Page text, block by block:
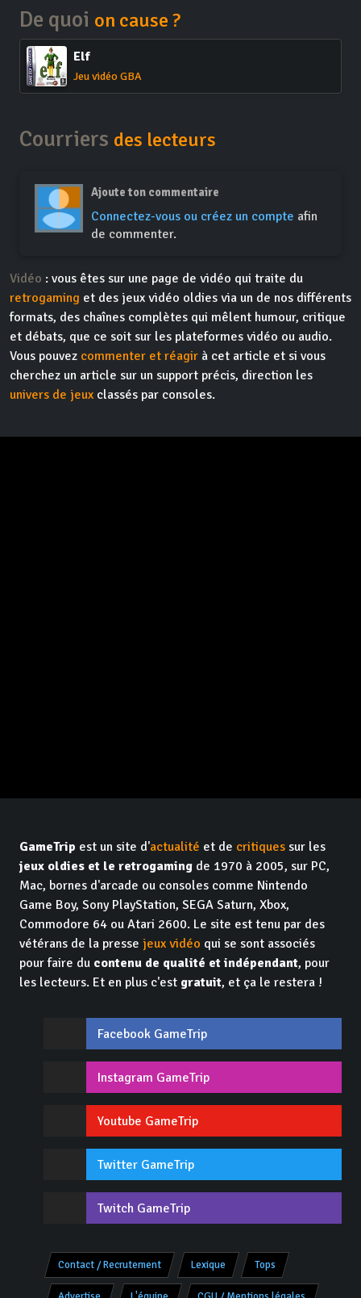
De quoi on cause ?
Elf
Jeu vidéo GBA
Courriers des lecteurs
Ajoute ton commentaire
Connectez-vous ou créez un compte afin
de commenter.
Vidéo : vous êtes sur une page de vidéo qui traite du
retrogaming et des jeux vidéo oldies via un de nos différents
formats, des chaînes complètes qui mêlent humour, critique
et débats, que ce soit sur les plateformes vidéo ou audio.
Vous pouvez commenter et réagir à cet article et si vous
cherchez un article sur un support précis, direction les
univers de jeux classés par consoles.
GameTrip est un site d'actualité et de critiques sur les
jeux oldies et le retrogaming de 1970 à 2005, sur PC,
Mac, bornes d'arcade ou consoles comme Nintendo
Game Boy, Sony PlayStation, SEGA Saturn, Xbox,
Commodore 64 ou Atari 2600. Le site est tenu par des
vétérans de la presse jeux vidéo qui se sont associés
pour faire du contenu de qualité et indépendant, pour
les lecteurs. Et en plus c'est gratuit, et ça le restera !
Facebook GameTrip
Instagram GameTrip
Youtube GameTrip
Twitter GameTrip
Twitch GameTrip
Contact / Recrutement Lexique Tops